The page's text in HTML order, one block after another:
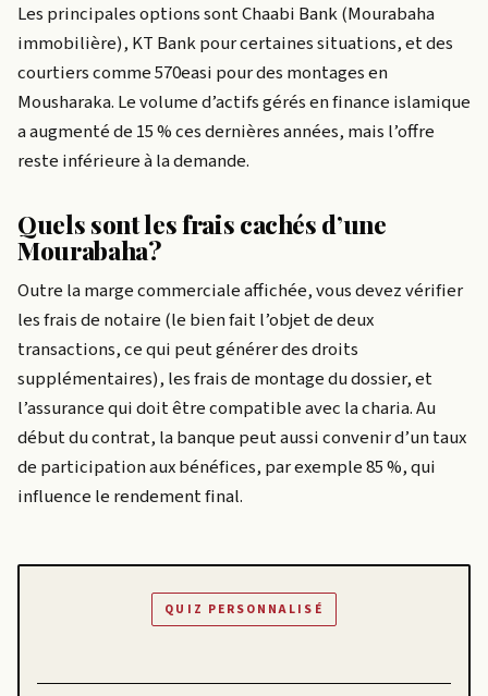
Les principales options sont Chaabi Bank (Mourabaha
immobilière), KT Bank pour certaines situations, et des
courtiers comme 570easi pour des montages en
Mousharaka. Le volume d’actifs gérés en finance islamique
a augmenté de 15 % ces dernières années, mais l’offre
reste inférieure à la demande.
Quels sont les frais cachés d’une
Mourabaha?
Outre la marge commerciale affichée, vous devez vérifier
les frais de notaire (le bien fait l’objet de deux
transactions, ce qui peut générer des droits
supplémentaires), les frais de montage du dossier, et
l’assurance qui doit être compatible avec la charia. Au
début du contrat, la banque peut aussi convenir d’un taux
de participation aux bénéfices, par exemple 85 %, qui
influence le rendement final.
QUIZ PERSONNALISÉ